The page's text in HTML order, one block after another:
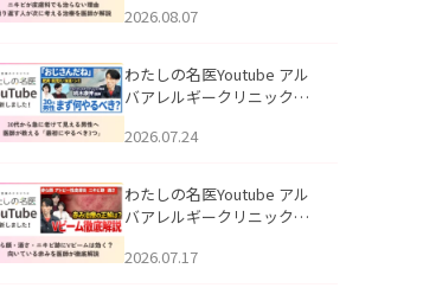
らない理由｜繰り返す人が
説」を公開いたしました。
2026.08.07
わたしの名医Youtube アル
バアレルギークリニック札
える男性へ｜医師が教える
公開いたしました。
2026.07.24
わたしの名医Youtube アル
バアレルギークリニック札
跡にVビームは効く？向いて
2026.07.17